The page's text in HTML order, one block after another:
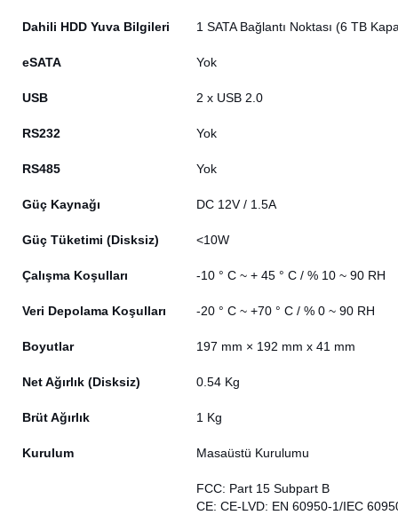
Dahili HDD Yuva Bilgileri 1 SATA Bağlantı Noktası (6 TB
eSATA Yok
USB 2 x USB 2.0
RS232 Yok
RS485 Yok
Güç Kaynağı DC 12V / 1.5A
Güç Tüketimi (Disksiz) <10W
Çalışma Koşulları -10 ° C ~ + 45 ° C / % 10 ~ 90 RH
Veri Depolama Koşulları -20 ° C ~ +70 ° C / % 0 ~ 90 RH
Boyutlar 197 mm × 192 mm x 41 mm
Net Ağırlık (Disksiz) 0.54 Kg
Brüt Ağırlık 1 Kg
Kurulum Masaüstü Kurulumu
FCC: Part 15 Subpart B
CE: CE-LVD: EN 60950-1/IEC